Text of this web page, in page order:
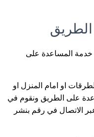
خدمة المساعدة على
او امام المنزل او
على الطريق ونقوم في
الاتصال في رقم بنشر